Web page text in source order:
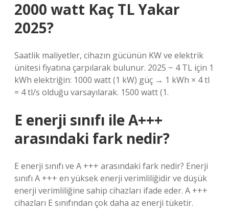
2000 watt Kaç TL Yakar
2025?
Saatlik maliyetler, cihazın gücünün KW ve elektrik
ünitesi fiyatına çarpılarak bulunur. 2025 ~ 4 TL için 1
kWh elektriğin: 1000 watt (1 kW) güç → 1 kWh × 4 tl
= 4 tl/s olduğu varsayılarak. 1500 watt (1.
E enerji sınıfı ile A+++
arasındaki fark nedir?
E enerji sınıfı ve A +++ arasındaki fark nedir? Enerji
sınıfı A +++ en yüksek enerji verimliliğidir ve düşük
enerji verimliliğine sahip cihazları ifade eder. A +++
cihazları E sınıfından çok daha az enerji tüketir.